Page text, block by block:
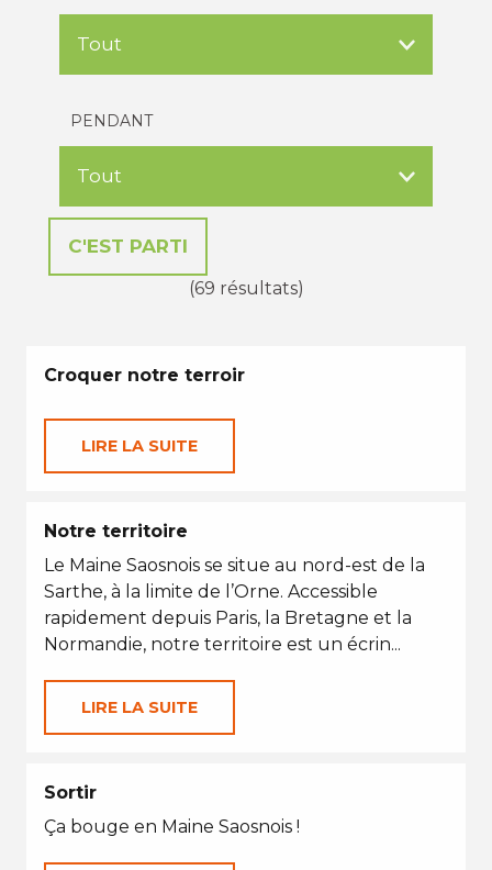
PENDANT
(69 résultats)
Croquer notre terroir
LIRE LA SUITE
Notre territoire
Le Maine Saosnois se situe au nord-est de la
Sarthe, à la limite de l’Orne. Accessible
rapidement depuis Paris, la Bretagne et la
Normandie, notre territoire est un écrin...
LIRE LA SUITE
Sortir
Ça bouge en Maine Saosnois !